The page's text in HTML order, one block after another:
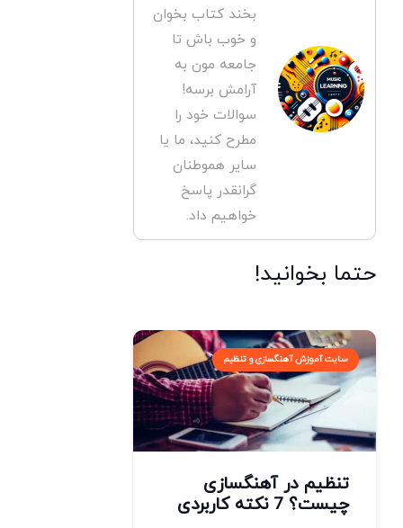
بخند کتاب بخوان
و خوب باش تا
جامعه مون به
آرامش برسه!
سوالات خود را
مطرح کنید، ما یا
سایر هموطنان
گرانقدر پاسخ
خواهیم داد.
حتما بخوانید!
سایت آموزش آهنگسازی و تنظیم
تنظیم در آهنگسازی
چیست؟ 7 نکته کاربردی